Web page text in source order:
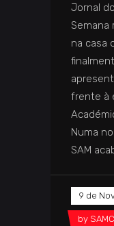
Jornal
Semana
na casa
frente à
Numa
SAM
9 de
by